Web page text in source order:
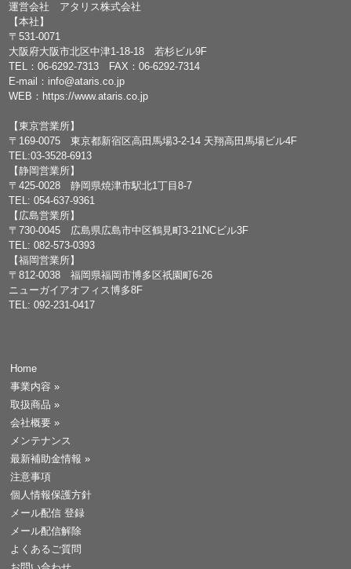
運営会社 アタリス株式会社
【本社】
〒531-0071
大阪府大阪市北区中津1-18-18 若杉ビル9F
TEL：06-6292-7313 FAX：06-6292-7314
E-mail： info@ataris.co.jp
WEB： https://www.ataris.co.jp
【東京営業所】
〒169-0075 東京都新宿区高田馬場3-2-14 天翔高田馬場ビル4F
TEL:03-3528-6913
【静岡営業所】
〒425-0028 静岡県焼津市駅北1丁目8-7
TEL: 054-637-9361
【広島営業所】
〒730-0045 広島県広島市中区鶴見町3-21NCビル3F
TEL: 082-573-0393
【福岡営業所】
〒812-0038 福岡県福岡市博多区祇園町6-26
ニューガイアオフィス博多8F
TEL: 092-231-0417
Home
事業内容 »
取扱商品 »
会社概要 »
メンテナンス
最新補助金情報 »
注意事項
個人情報保護方針
メール配信 登録
メール配信解除
よくあるご質問